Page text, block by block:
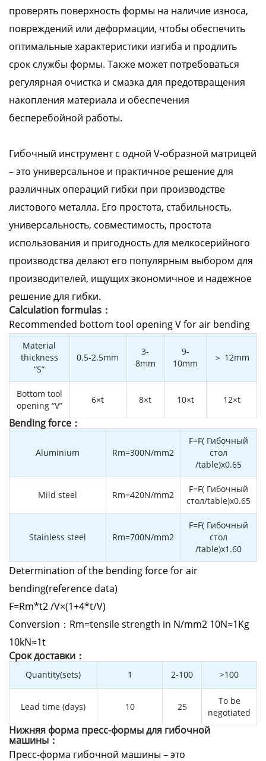
проверять поверхность формы на наличие износа,
повреждений или деформации, чтобы обеспечить
оптимальные характеристики изгиба и продлить
срок службы формы. Также может потребоваться
регулярная очистка и смазка для предотвращения
накопления материала и обеспечения
бесперебойной работы.
Гибочный инструмент с одной V-образной матрицей
– это универсальное и практичное решение для
различных операций гибки при производстве
листового металла. Его простота, стабильность,
универсальность, совместимость, простота
использования и пригодность для мелкосерийного
производства делают его популярным выбором для
производителей, ищущих экономичное и надежное
решение для гибки.
Calculation formulas：
Recommended bottom tool opening V for air bending
Material
thickness
“S”
0.5-2.5mm
3-
8mm
9-
10mm
＞ 12mm
Bottom tool
opening “V”
6×t 8×t 10×t 12×t
Bending force：
Aluminium Rm=300N/mm2
F=F( Гибочный
стол
/table)x0.65
Mild steel Rm=420N/mm2
F=F( Гибочный
стол/table)x0.65
Stainless steel Rm=700N/mm2
F=F( Гибочный
стол
/table)x1.60
Determination of the bending force for air
bending(reference data)
F=Rm*t2 /V×(1+4*t/V)
Conversion：Rm=tensile strength in N/mm2 10N≈1Kg
10kN≈1t
Cрок доставки：
Quantity(sets) 1 2-100 >100
Lead time (days) 10 25
To be
negotiated
Нижняя форма пресс-формы для гибочной
машины：
Пресс-форма гибочной машины – это